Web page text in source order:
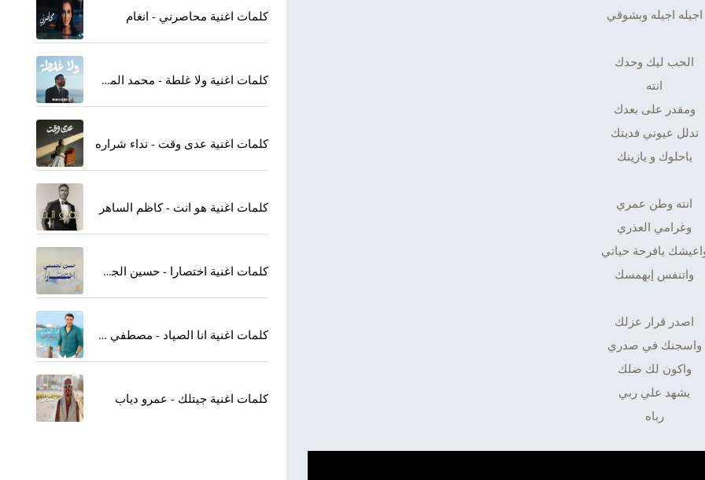
اجيله اجيله وبشوقي
الحب ليك وحدك
انته
ومقدر على بعدك
تدلل عيوني فديتك
ياحلوك و يازينك
انته وطن عمري
وغرامي العذري
يافرحة حياتي
واتنفس إبهمسك
اصدر قرار عزلك
واسجنك في صدري
واكون لك ضلك
يشهد علي ربي
رباه
كلمات اغنية محاصرني - انغام
كلمات اغنية ولا غلطة - محمد المجذوب
كلمات اغنية عدى وقت - نداء شراره
كلمات اغنية هو انت - كاظم الساهر
كلمات اغنية اختصارا - حسين الجسمي
كلمات اغنية انا الصياد - مصطفي كامل
كلمات اغنية جيتلك - عمرو دياب